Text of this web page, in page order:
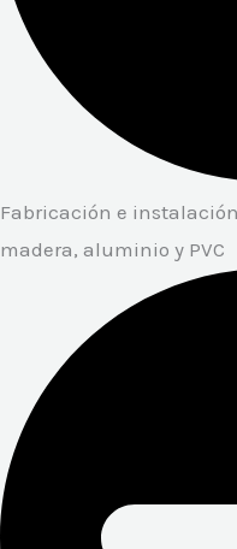
Fabricación e
madera, aluminio y PVC